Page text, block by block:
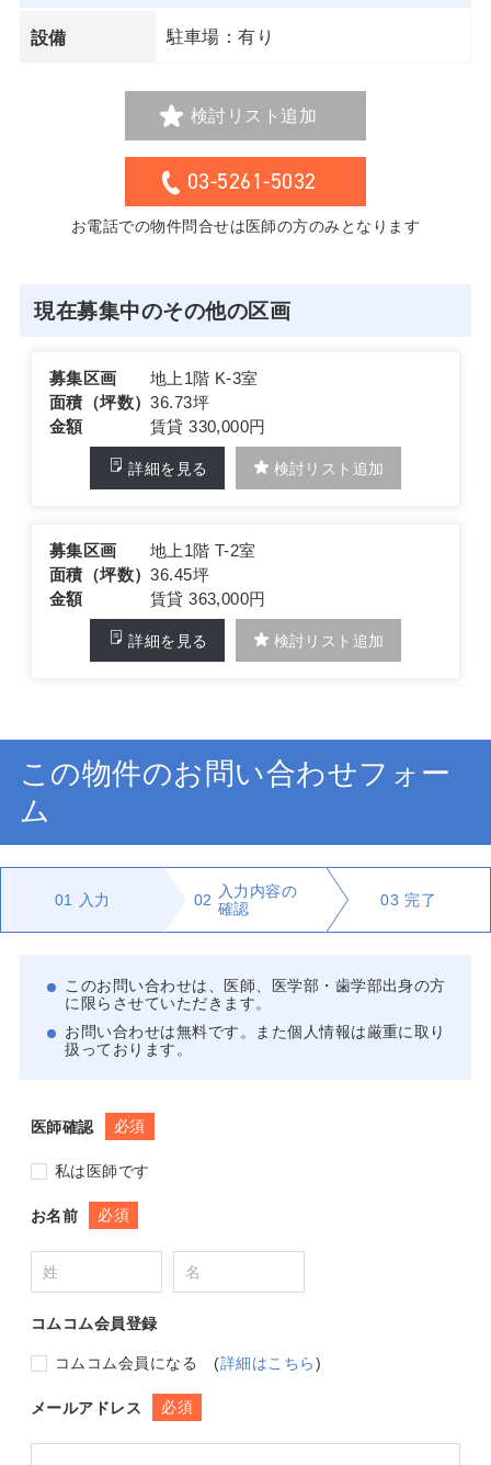
設備 駐車場：有り
検討リスト追加
03-5261-5032
お電話での物件問合せは医師の方のみとなります
現在募集中のその他の区画
募集区画
地上1階 K-3室
面積（坪数）36.73坪
金額
賃貸 330,000円
詳細を見る 検討リスト追加
募集区画
地上1階 T-2室
面積（坪数）36.45坪
金額
賃貸 363,000円
詳細を見る 検討リスト追加
この物件のお問い合わせフォー
ム
01 入力 02
入力内容の
確認
03 完了
このお問い合わせは、医師、医学部・歯学部出身の方
に限らさせていただきます。
お問い合わせは無料です。また個人情報は厳重に取り
扱っております。
医師確認 必須
私は医師です
お名前 必須
コムコム会員登録
コムコム会員になる (詳細はこちら)
メールアドレス 必須